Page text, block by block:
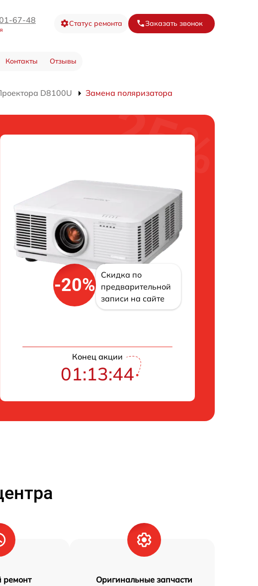
67-48 Статус ремонта Заказать звонок
Контакты Отзывы
D8100U Замена поляризатора
-20%
Скидка по
предварительной
записи на сайте
Конец акции
01:13:43
ремонт Оригинальные запчасти